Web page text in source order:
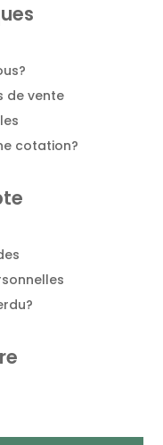
de vente
cotation?